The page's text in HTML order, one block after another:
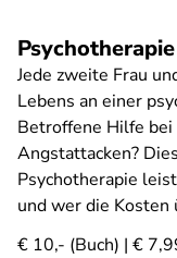
Psychotherapie
Jede zweite Frau
Lebens an einer
Betroffene Hilfe
Angstattacken?
Psychotherapie
und wer die Kosten
€ 10,- (Buch) | €